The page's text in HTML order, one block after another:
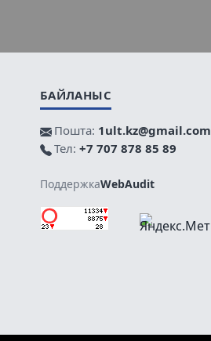
БАЙЛАНЫС
Пошта: 1ult.kz@gmail.com
Тел: +7 707 878 85 89
ПоддержкаWebAudit